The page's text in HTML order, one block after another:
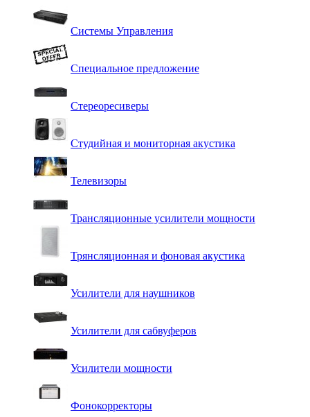
Системы Управления
Специальное предложение
Стереоресиверы
Студийная и мониторная акустика
Телевизоры
Трансляционные усилители мощности
Трянсляционная и фоновая акустика
Усилители для наушников
Усилители для сабвуферов
Усилители мощности
Фонокорректоры